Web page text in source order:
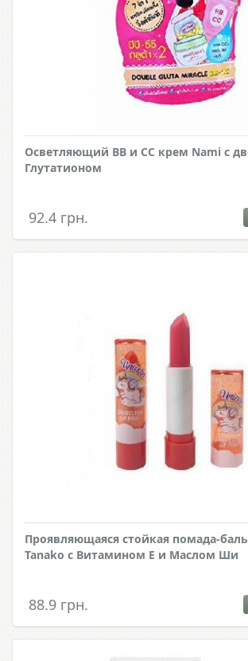
Осветляющий ВВ и СС крем Nami с
Глутатионом
92.4 грн.
Проявляющаяся стойкая помада-
Tanako с Витамином Е и Маслом Ши
88.9 грн.